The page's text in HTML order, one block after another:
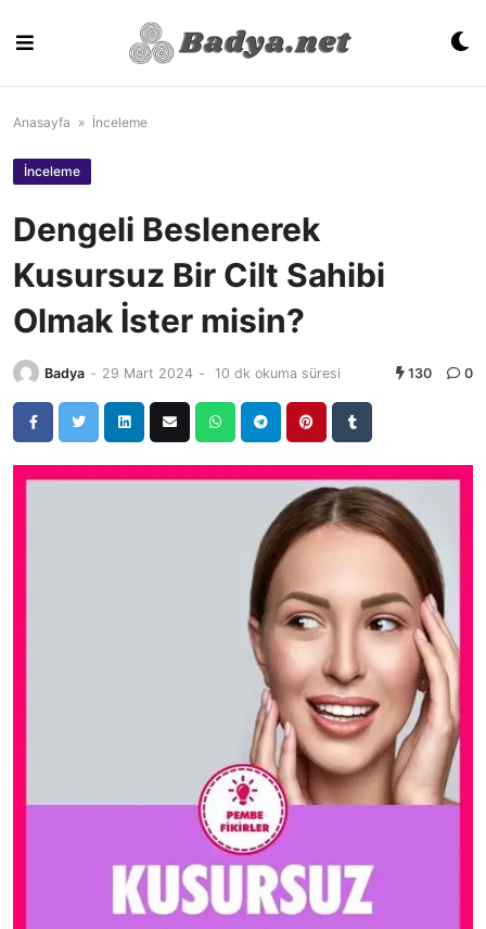
content
Anasayfa » İnceleme
İnceleme
Dengeli Beslenerek
Kusursuz Bir Cilt Sahibi
Olmak İster misin?
Badya - 29 Mart 2024 - 10 dk okuma süresi 130 0